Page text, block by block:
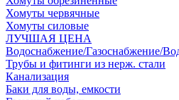
Хомуты червячные
Хомуты силовые
ЛУЧШАЯ ЦЕНА
Водоснабжение/Газоснабжение/
Трубы и фитинги из нерж. стали
Канализация
Баки для воды, емкости